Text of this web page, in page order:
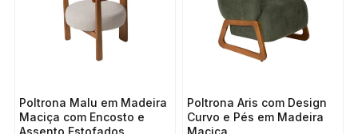
Poltrona Malu em Madeira
Maciça com Encosto e
Assento Estofados
Poltrona Aris com Design
Curvo e Pés em Madeira
Maciça